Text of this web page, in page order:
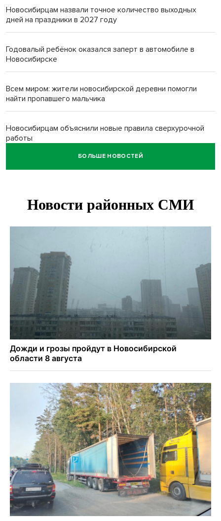
Новосибирцам назвали точное количество выходных
дней на праздники в 2027 году
Годовалый ребёнок оказался заперт в автомобиле в
Новосибирске
Всем миром: жители новосибирской деревни помогли
найти пропавшего мальчика
Новосибирцам объяснили новые правила сверхурочной
работы
БОЛЬШЕ НОВОСТЕЙ